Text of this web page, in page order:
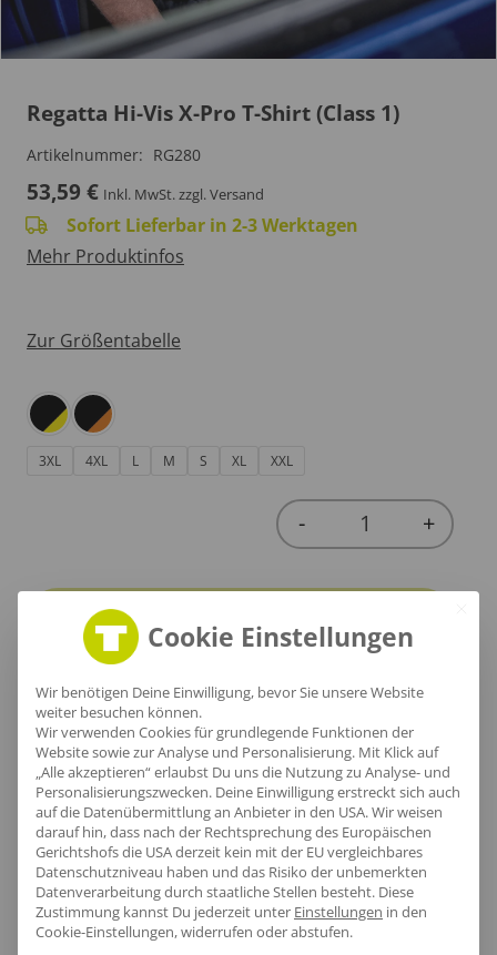
Regatta Hi-Vis X-Pro T-Shirt (Class 1)
Artikelnummer: RG280
53,59 € Inkl. MwSt.zzgl. Versand
Sofort Lieferbar in 2-3 Werktagen
Mehr Produktinfos
Zur Größentabelle
3XL 4XL L M S XL XXL
Quantity
- +
Produktinfo
Artikel-Nr.:RG280
Geschlecht:Herren
Armlänge:Kurzarm
Cookie Einstellungen
Wir benötigen Deine Einwilligung, bevor Sie unsere Website
weiter besuchen können.
Wir verwenden Cookies für grundlegende Funktionen der
Website sowie zur Analyse und Personalisierung. Mit Klick auf
„Alle akzeptieren“ erlaubst Du uns die Nutzung zu Analyse- und
Personalisierungszwecken. Deine Einwilligung erstreckt sich auch
auf die Datenübermittlung an Anbieter in den USA. Wir weisen
darauf hin, dass nach der Rechtsprechung des Europäischen
Gerichtshofs die USA derzeit kein mit der EU vergleichbares
Datenschutzniveau haben und das Risiko der unbemerkten
Datenverarbeitung durch staatliche Stellen besteht. Diese
Zustimmung kannst Du jederzeit unter Einstellungen in den
Cookie-Einstellungen, widerrufen oder abstufen.